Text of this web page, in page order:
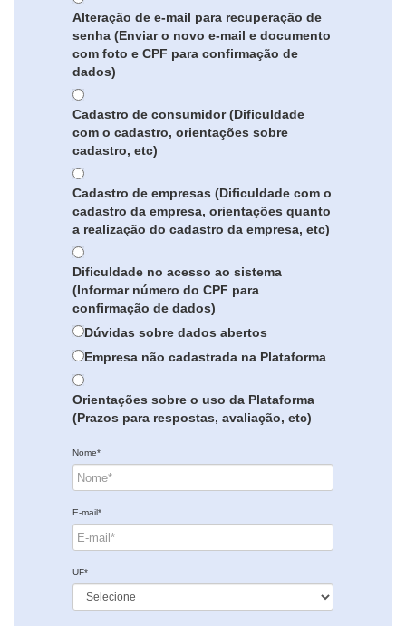
Alteração de e-mail para recuperação de
senha (Enviar o novo e-mail e documento
com foto e CPF para confirmação de
dados)
Cadastro de consumidor (Dificuldade
com o cadastro, orientações sobre
cadastro, etc)
Cadastro de empresas (Dificuldade com o
cadastro da empresa, orientações quanto
a realização do cadastro da empresa, etc)
Dificuldade no acesso ao sistema
(Informar número do CPF para
confirmação de dados)
Dúvidas sobre dados abertos
Empresa não cadastrada na Plataforma
Orientações sobre o uso da Plataforma
(Prazos para respostas, avaliação, etc)
Nome*
E-mail*
UF*